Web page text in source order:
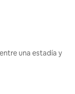
una estadía y